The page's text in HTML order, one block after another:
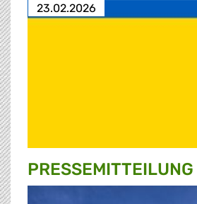
23.02.2026
PRESSE­MITTEILUNG